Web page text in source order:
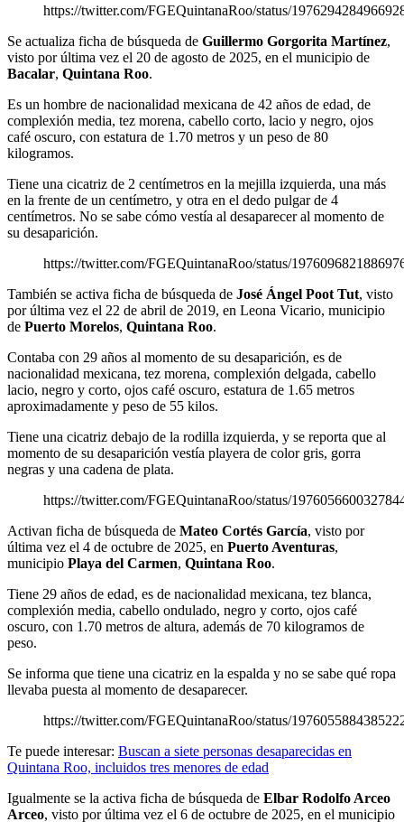
https://twitter.com/FGEQuintanaRoo/status/
Se actualiza ficha de búsqueda de Guillermo Gorgorita Martínez,
visto por última vez el 20 de agosto de 2025, en el municipio de
Bacalar, Quintana Roo.
Es un hombre de nacionalidad mexicana de 42 años de edad, de
complexión media, tez morena, cabello corto, lacio y negro, ojos
café oscuro, con estatura de 1.70 metros y un peso de 80
kilogramos.
Tiene una cicatriz de 2 centímetros en la mejilla izquierda, una más
en la frente de un centímetro, y otra en el dedo pulgar de 4
centímetros. No se sabe cómo vestía al desaparecer al momento de
su desaparición.
https://twitter.com/FGEQuintanaRoo/status/
También se activa ficha de búsqueda de José Ángel Poot Tut, visto
por última vez el 22 de abril de 2019, en Leona Vicario, municipio
de Puerto Morelos, Quintana Roo.
Contaba con 29 años al momento de su desaparición, es de
nacionalidad mexicana, tez morena, complexión delgada, cabello
lacio, negro y corto, ojos café oscuro, estatura de 1.65 metros
aproximadamente y peso de 55 kilos.
Tiene una cicatriz debajo de la rodilla izquierda, y se reporta que al
momento de su desaparición vestía playera de color gris, gorra
negras y una cadena de plata.
https://twitter.com/FGEQuintanaRoo/status/
Activan ficha de búsqueda de Mateo Cortés García, visto por
última vez el 4 de octubre de 2025, en Puerto Aventuras,
municipio Playa del Carmen, Quintana Roo.
Tiene 29 años de edad, es de nacionalidad mexicana, tez blanca,
complexión media, cabello ondulado, negro y corto, ojos café
oscuro, con 1.70 metros de altura, además de 70 kilogramos de
peso.
Se informa que tiene una cicatriz en la espalda y no se sabe qué ropa
llevaba puesta al momento de desaparecer.
https://twitter.com/FGEQuintanaRoo/status/
Te puede interesar: Buscan a siete personas desaparecidas en
Quintana Roo, incluidos tres menores de edad
Igualmente se la activa ficha de búsqueda de Elbar Rodolfo Arceo
Arceo, visto por última vez el 6 de octubre de 2025, en el municipio